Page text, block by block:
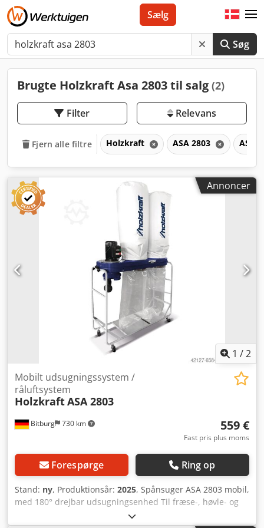
Søg
Sælg
Brugte Holzkraft Asa 2803 til salg (2)
Filter Relevans
Fjern alle filtre Holzkraft ASA 2803 ASA
Annoncer
1 /2
Bitburg 730 km
Mobilt udsugningssystem /
råluftsystem
HolzkraftASA 2803
559 €
Fast pris plus moms
Forespørge Ring op
Stand: ny, Produktionsår: 2025, Spånsuger ASA 2803 mobil,
med 180° drejbar udsugningsenhed Til fræse-, høvle- og
savspåner (ikke egnet til støv) 180° drejbar